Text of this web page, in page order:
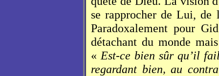
se rapprocher de Lui, de
Paradoxalement pour
détachant du monde
« Est-ce bien sûr qu’il
regardant bien, au